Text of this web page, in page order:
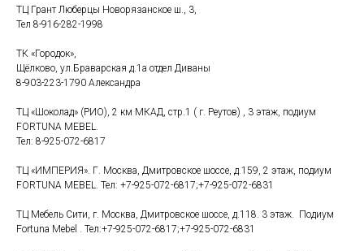
ТЦ Грант Люберцы Новорязанское ш., 3,
Тел 8-916-282-1998
ТК «Городок»,
Щёлково, ул.Браварская д.1а отдел Диваны
8-903-223-1790 Александра
ТЦ «Шоколад» (РИО), 2 км МКАД, стр.1 ( г. Реутов) , 3 этаж, подиум
FORTUNA MEBEL.
Тел: 8-925-072-6817
ТЦ «ИМПЕРИЯ». Г. Москва, Дмитровское шоссе, д.159, 2 этаж, подиум
FORTUNA MEBEL. Тел: +7-925-072-6817;+7-925-072-6831
ТЦ Мебель Сити, г. Москва, Дмитровское шоссе, д.118. 3 этаж. Подиум
Fortuna Mebel . Тел:+7-925-072-6817;+7-925-072-6831